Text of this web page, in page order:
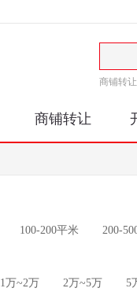
商铺转让
商铺转让
100-200平米 200-
1万~2万 2万~5万 5